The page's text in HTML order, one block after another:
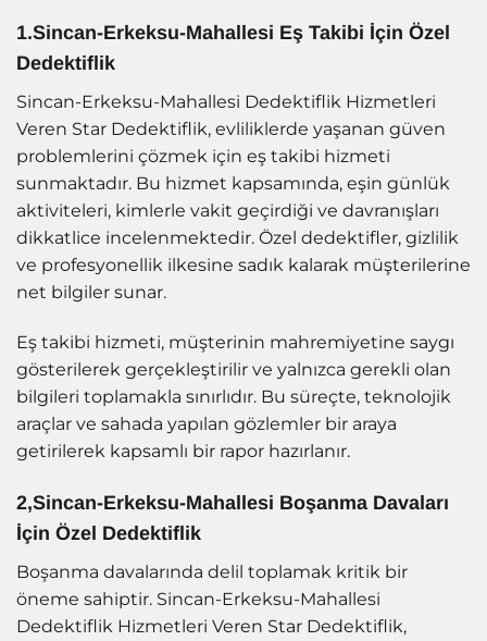
1.Sincan-Erkeksu-Mahallesi Eş Takibi İçin Özel
Dedektiflik
Sincan-Erkeksu-Mahallesi Dedektiflik Hizmetleri
Veren Star Dedektiflik, evliliklerde yaşanan güven
problemlerini çözmek için eş takibi hizmeti
sunmaktadır. Bu hizmet kapsamında, eşin günlük
aktiviteleri, kimlerle vakit geçirdiği ve davranışları
dikkatlice incelenmektedir. Özel dedektifler, gizlilik
ve profesyonellik ilkesine sadık kalarak müşterilerine
net bilgiler sunar.
Eş takibi hizmeti, müşterinin mahremiyetine saygı
gösterilerek gerçekleştirilir ve yalnızca gerekli olan
bilgileri toplamakla sınırlıdır. Bu süreçte, teknolojik
araçlar ve sahada yapılan gözlemler bir araya
getirilerek kapsamlı bir rapor hazırlanır.
2,Sincan-Erkeksu-Mahallesi Boşanma Davaları
İçin Özel Dedektiflik
Boşanma davalarında delil toplamak kritik bir
öneme sahiptir. Sincan-Erkeksu-Mahallesi
Dedektiflik Hizmetleri Veren Star Dedektiflik,